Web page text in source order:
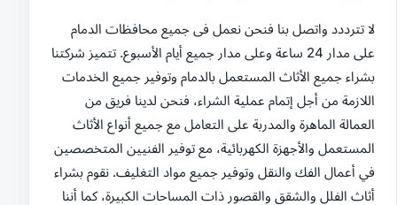
لا تترددد واتصل بنا فنحن نعمل فى جميع محافظات الدمام
على مدار 24 ساعة وعلى مدار جميع أيام الأسبوع. تتميز شركتنا
بشراء جميع الأثاث المستعمل بالدمام وتوفير جميع الخدمات
اللازمة من أجل إتمام عملية الشراء، فنحن لدينا فريق من
العمالة الماهرة والمدربة على التعامل مع جميع أنواع الأثاث
المستعمل والأجهزة الكهربائية، مع توفير الفنيين المتخصصين
في أعمال الفك والنقل وتوفير جميع مواد التغليف. نقوم بشراء
أثاث الفلل والشقق والقصور ذات المساحات الكبيرة، كما أننا